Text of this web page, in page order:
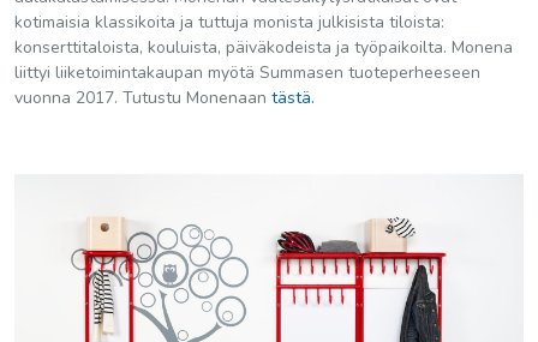
kotimaisia klassikoita ja tuttuja monista julkisista tiloista:
konserttitaloista, kouluista, päiväkodeista ja työpaikoilta. Monena
liittyi liiketoimintakaupan myötä Summasen tuoteperheeseen
vuonna 2017. Tutustu Monenaan tästä.